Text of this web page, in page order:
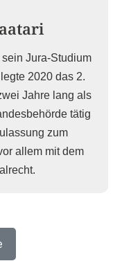
Jura-Studium
2020 das 2.
Jahre lang als
tätig
zum
allem mit dem